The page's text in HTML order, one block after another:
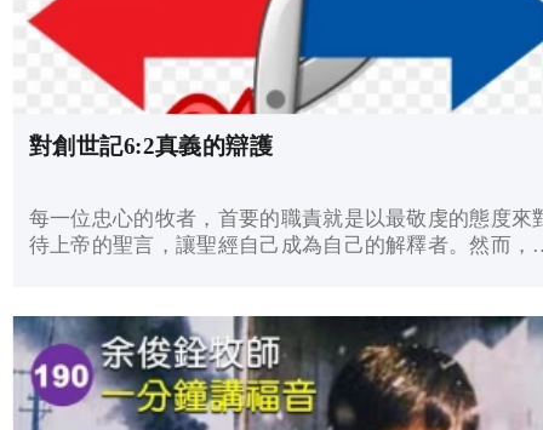
對創世記6:2真義的辯護
每一位忠心的牧者，首要的職責就是以最敬虔的態度來
待上帝的聖言，讓聖經自己成為自己的解釋者。然而，
類...